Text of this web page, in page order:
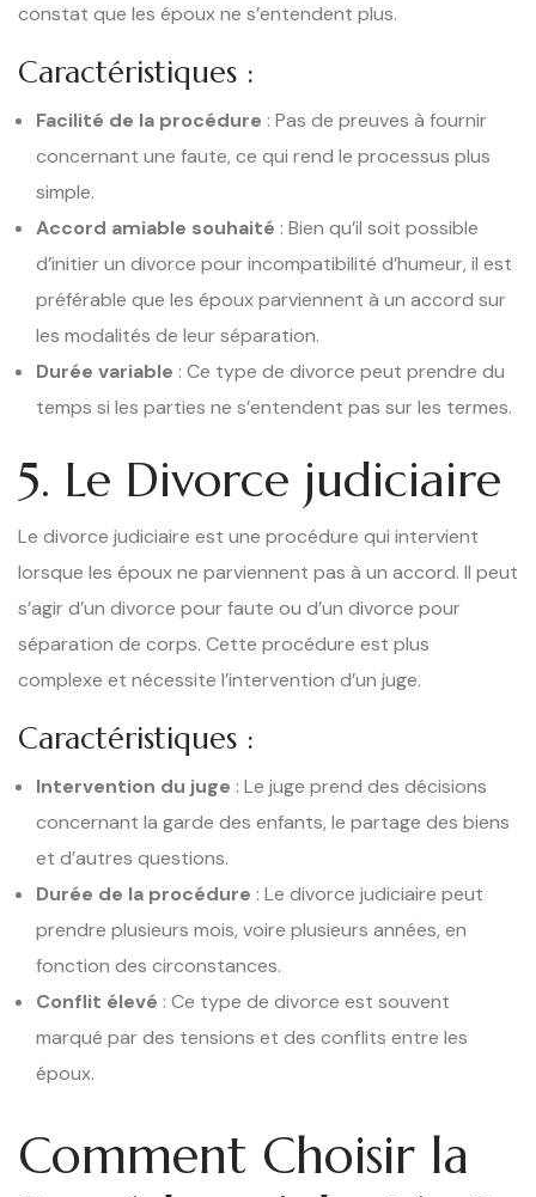
constat que les époux ne s’entendent plus.
Caractéristiques :
Facilité de la procédure : Pas de preuves à fournir
concernant une faute, ce qui rend le processus plus
simple.
Accord amiable souhaité : Bien qu’il soit possible
d’initier un divorce pour incompatibilité d’humeur, il est
préférable que les époux parviennent à un accord sur
les modalités de leur séparation.
Durée variable : Ce type de divorce peut prendre du
temps si les parties ne s’entendent pas sur les termes.
5. Le Divorce judiciaire
Le divorce judiciaire est une procédure qui intervient
lorsque les époux ne parviennent pas à un accord. Il peut
s’agir d’un divorce pour faute ou d’un divorce pour
séparation de corps. Cette procédure est plus
complexe et nécessite l’intervention d’un juge.
Caractéristiques :
Intervention du juge : Le juge prend des décisions
concernant la garde des enfants, le partage des biens
et d’autres questions.
Durée de la procédure : Le divorce judiciaire peut
prendre plusieurs mois, voire plusieurs années, en
fonction des circonstances.
Conflit élevé : Ce type de divorce est souvent
marqué par des tensions et des conflits entre les
époux.
Comment Choisir la